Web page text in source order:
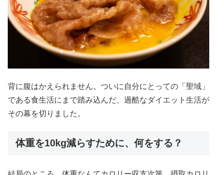
背に腹はかえられません。ついに自分にとっての「聖域」
である食生活にまで踏み込んだ、過酷なダイエット生活が
その幕を切りました。
体重を10kg減らすために、何をする？